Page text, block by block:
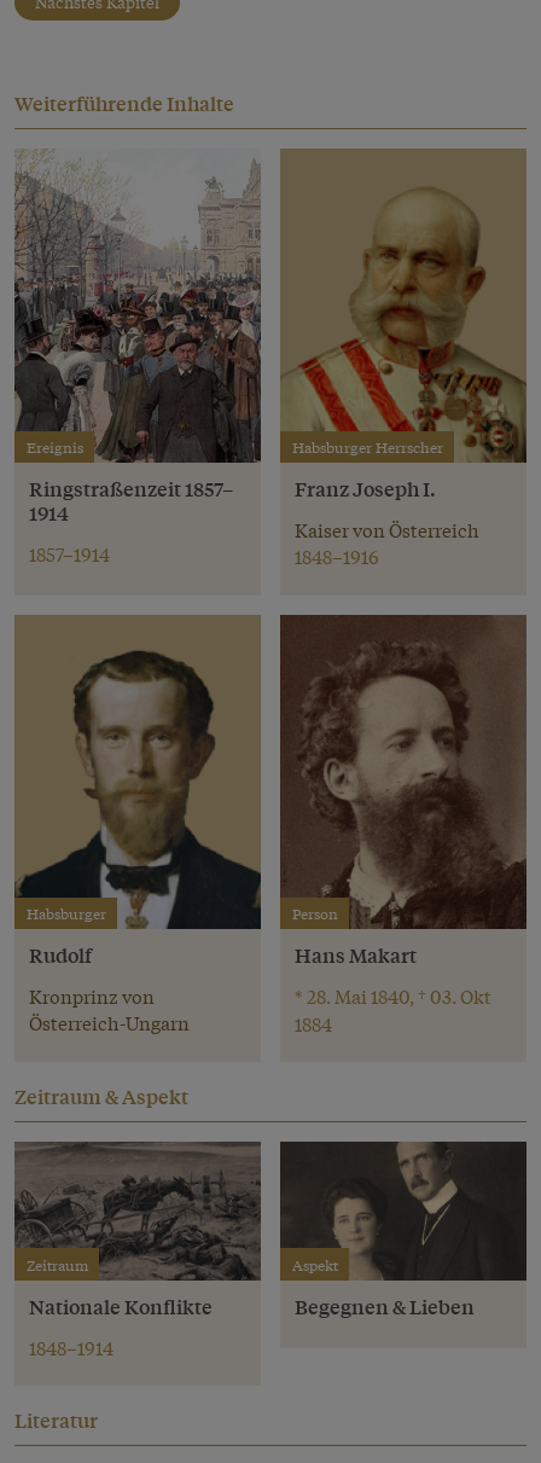
Weiterführende Inhalte
Ereignis
Ringstraßenzeit 1857–
1914
1857–1914
Habsburger Herrscher
Franz Joseph I.
Kaiser von Österreich
1848–1916
Habsburger
Rudolf
Kronprinz von
Österreich-Ungarn
Person
Hans Makart
* 28. Mai 1840, † 03. Okt
1884
Zeitraum & Aspekt
Zeitraum
Nationale Konflikte
1848–1914
Aspekt
Begegnen & Lieben
Literatur